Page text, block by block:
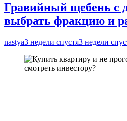
Гравийный щебень с
выбрать фракцию и
nastya3 недели спустя3 недели